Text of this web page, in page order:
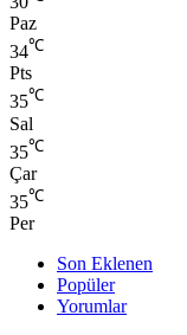
Paz
34℃
Pts
35℃
Sal
35℃
Çar
35℃
Per
Son Eklenen
Popüler
Yorumlar